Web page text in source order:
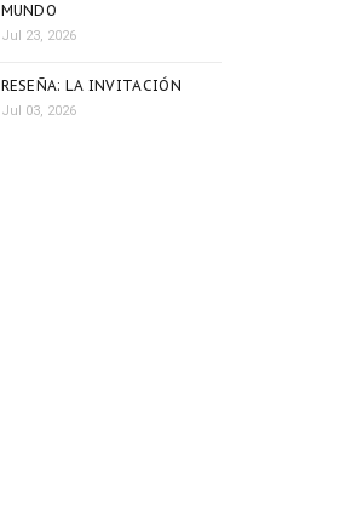
MUNDO
Jul 23, 2026
RESEÑA: LA INVITACIÓN
Jul 03, 2026